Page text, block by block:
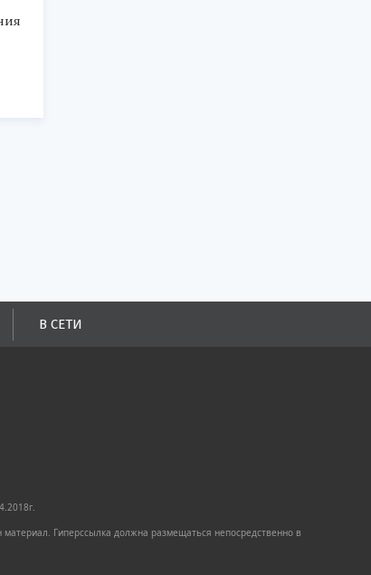
В СЕТИ
Гиперссылка должна размещаться непосредственно в